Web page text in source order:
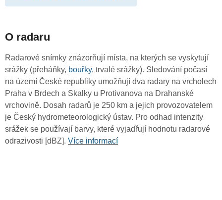
O radaru
Radarové snímky znázorňují místa, na kterých se vyskytují
srážky (přeháňky, bouřky, trvalé srážky). Sledování počasí
na území České republiky umožňují dva radary na vrcholech
Praha v Brdech a Skalky u Protivanova na Drahanské
vrchovině. Dosah radarů je 250 km a jejich provozovatelem
je Český hydrometeorologický ústav. Pro odhad intenzity
srážek se používají barvy, které vyjadřují hodnotu radarové
odrazivosti [dBZ]. Více informací